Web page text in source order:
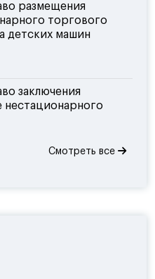
размещения
торгового
детских машин
заключения
нестационарного
Смотреть все